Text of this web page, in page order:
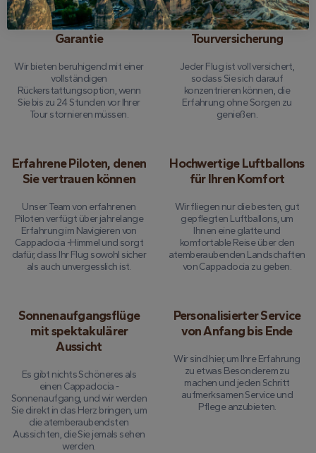
24-Stunden-Geld-Back-
Garantie
Wir bieten beruhigend mit einer
vollständigen
Rückerstattungsoption, wenn
Sie bis zu 24 Stunden vor Ihrer
Tour stornieren müssen.
Umfassende
Tourversicherung
Jeder Flug ist voll versichert,
sodass Sie sich darauf
konzentrieren können, die
Erfahrung ohne Sorgen zu
genießen.
Erfahrene Piloten, denen
Sie vertrauen können
Unser Team von erfahrenen
Piloten verfügt über jahrelange
Erfahrung im Navigieren von
Cappadocia -Himmel und sorgt
dafür, dass Ihr Flug sowohl sicher
als auch unvergesslich ist.
Hochwertige Luftballons
für Ihren Komfort
Wir fliegen nur die besten, gut
gepflegten Luftballons, um
Ihnen eine glatte und
komfortable Reise über den
atemberaubenden Landschaften
von Cappadocia zu geben.
Sonnenaufgangsflüge
mit spektakulärer
Aussicht
Es gibt nichts Schöneres als
einen Cappadocia -
Sonnenaufgang, und wir werden
Sie direkt in das Herz bringen, um
die atemberaubendsten
Aussichten, die Sie jemals sehen
werden.
Personalisierter Service
von Anfang bis Ende
Wir sind hier, um Ihre Erfahrung
zu etwas Besonderem zu
machen und jeden Schritt
aufmerksamen Service und
Pflege anzubieten.